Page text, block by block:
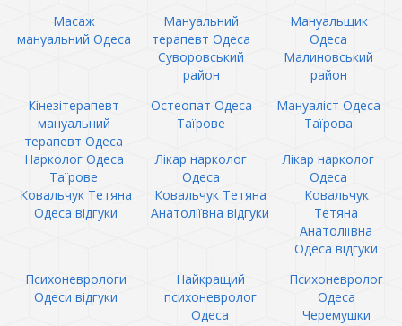
Масаж
мануальний Одеса
Мануальний
терапевт Одеса
Суворовський
район
Мануальщик
Одеса
Малиновський
район
Кінезітерапевт
мануальний
терапевт Одеса
Остеопат Одеса
Таїрове
Мануаліст Одеса
Таїрова
Нарколог Одеса
Таїрове
Лікар нарколог
Одеса
Лікар нарколог
Одеса
Ковальчук Тетяна
Одеса відгуки
Ковальчук Тетяна
Анатоліївна відгуки
Ковальчук
Тетяна
Анатоліївна
Одеса відгуки
Психоневрологи
Одеси відгуки
Найкращий
психоневролог
Одеса
Психоневролог
Одеса
Черемушки